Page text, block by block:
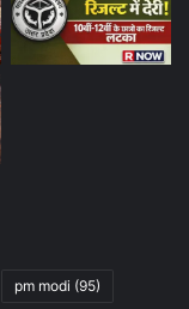
pm modi (95)